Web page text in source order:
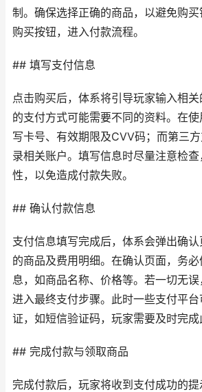
制。确保选择正确的商品，以避免购
购买按钮，进入付款流程。
## 填写支付信息
点击购买后，体系将引导玩家输入相
的支付方式可能需要不同的资料。在
写卡号、有效期限及CVV码；而第三
录相关账户。填写信息时尽量注意检
性，以免造成付款失败。
## 确认付款信息
支付信息填写完成后，体系会弹出确
的商品及费用明细。在确认页面，务
息，如商品名称、价格等。若一切无误
进入最终支付步骤。此时一些支付平
证，如短信验证码，玩家需要及时完成
## 完成付款与领取商品
完成付款后，玩家将收到支付成功的